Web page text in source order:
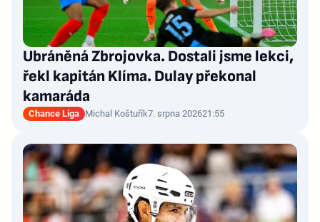
Ubráněná Zbrojovka. Dostali jsme lekci,
řekl kapitán Klíma. Dulay překonal
kamaráda
Chance Liga Michal Koštuřík7. srpna 202621:55